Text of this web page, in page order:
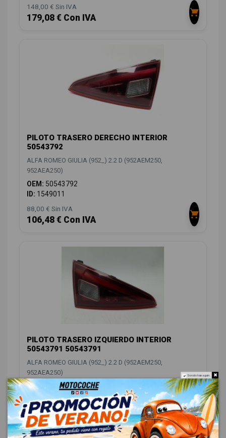
148,00 € Sin IVA
179,08 € Con IVA
PILOTO TRASERO DERECHO INTERIOR
50543792
ALFA ROMEO GIULIA (952_) 2.2 D (952AEM250,
952AEA250)
OEM: 50543792
ID: 1549011
88,00 € Sin IVA
106,48 € Con IVA
PILOTO TRASERO IZQUIERDO INTERIOR
50543791 50543791
ALFA ROMEO GIULIA (952_) 2.2 D (952AEM250,
952AEA250)
OEM:
50543791
1549014
88,00 € Sin IVA
106,48 € Con IVA
Do not show again.